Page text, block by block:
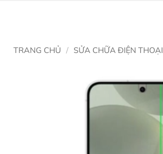
TRANG CHỦ / SỬA CHỮA ĐIỆN THOẠI